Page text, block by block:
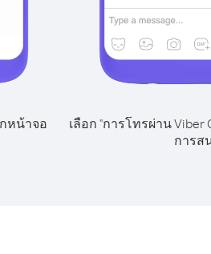
หน้าจอ
เลือก "การโทรผ่าน
การส